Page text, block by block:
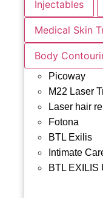
Injectables
Medical Skin
Body
Picoway
M22 Laser
Laser hair
Fotona
BTL Exilis
Intimate
BTL EXILIS